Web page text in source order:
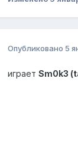
Опубликовано 5
играет Sm0k3